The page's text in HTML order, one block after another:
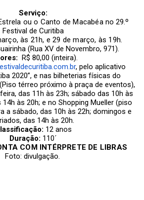
Serviço:
ou o Canto de Macabéano 29.º
Festival de Curitiba
às 21h, e 29 de março, às 19h.
(Rua XV de Novembro, 971).
R$ 80,00 (inteira).
, pelo aplicativo
2020”, e nas bilheterias físicas do
térreo próximo à praça de eventos),
das 11h às 23h; sábado das 10h às
às 20h; e no Shopping Mueller (piso
a sábado, das 10h às 22h; domingos e
das 14h às 20h.
12 anos
Duração: 110´
COM INTÉRPRETE DE LIBRAS
Foto: divulgação.